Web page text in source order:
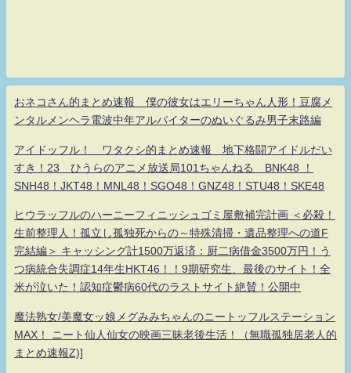
おネコさん的まとめ速報 僕の彼女はエリーちゃん人形！豆腐メ
ンタルメンヘラ電波中年アルバイターのぬいぐるみ男子末路編
アイドッフル！ ワタクシ的まとめ速報 地下格闘アイドルだい
すき！23 ひうらのアニメ放送局101ちゃんねる BNK48 ！
SNH48！JKT48！MNL48！SGO48！GNZ48！STU48！SKE48
ヒウラッフルのハーニーフィニッシュゴミ屋敷補完計画 ＜必殺！
生前整理人！孤立し孤独死からの～特殊清掃・遺品整理への道F
完結編＞ キャッシング計1500万返済：厨二病借金3500万円！う
つ病統合失調症14年生HKT46！！9期研究生、最後のサイト！全
米が泣いた！認知症鬱病60代のラストサイト絶賛！公開中
魔法熟女/美魔女ッ娘メグみみちゃんのニートッフルステーション
MAX！ ニート仙人仙女の映画三昧老後生活！（無職孤独居老人的
まとめ速報Z)]